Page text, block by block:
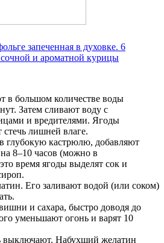
запеченная в духовке. 6
и ароматной курицы
в большом количестве воды
Затем сливают воду с
и вредителями. Ягоды
лишней влаге.
кастрюлю, добавляют
8–10 часов (можно в
время ягоды выделят сок и
Его заливают водой (или соком)
и сахара, быстро доводя до
уменьшают огонь и варят 10
выключают. Набухший желатин